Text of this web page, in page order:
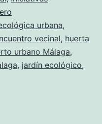
urbana,
vecinal, huerta
urbano Málaga,
, jardín ecológico,